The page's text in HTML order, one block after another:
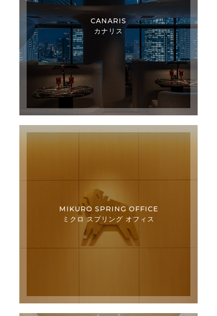
CANARIS
カナリス
MIKURO SPRING OFFICE
ミクロ スプリング オフィス